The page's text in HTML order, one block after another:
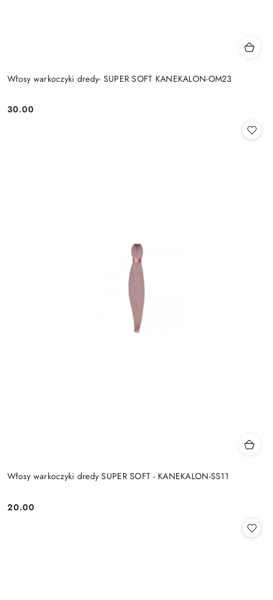
Włosy warkoczyki dredy- SUPER SOFT KANEKALON-OM23
Cena:
30.00
Włosy warkoczyki dredy SUPER SOFT - KANEKALON-SS11
Cena:
20.00